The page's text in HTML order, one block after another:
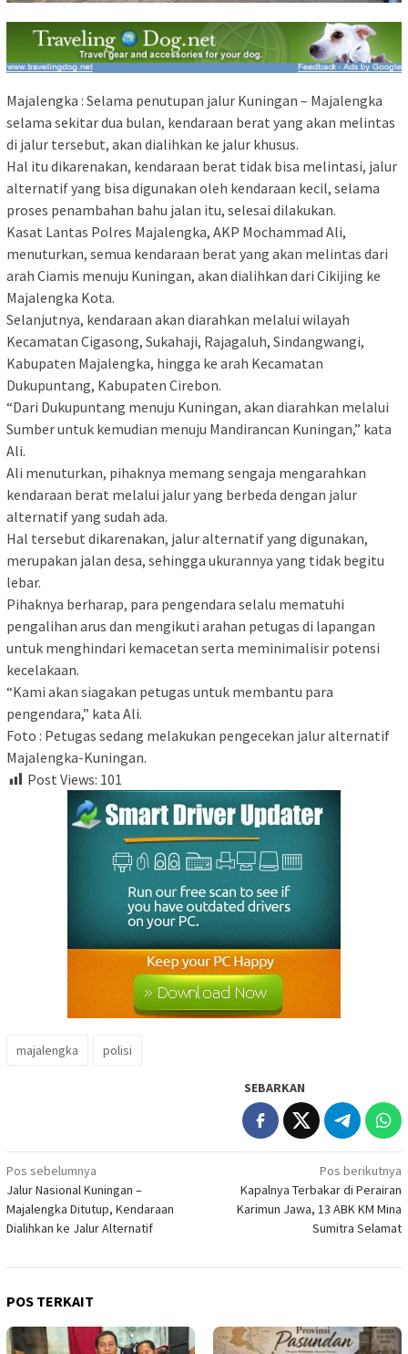
Majalengka : Selama penutupan jalur Kuningan – Majalengka
selama sekitar dua bulan, kendaraan berat yang akan melintas
di jalur tersebut, akan dialihkan ke jalur khusus.
Hal itu dikarenakan, kendaraan berat tidak bisa melintasi, jalur
alternatif yang bisa digunakan oleh kendaraan kecil, selama
proses penambahan bahu jalan itu, selesai dilakukan.
Kasat Lantas Polres Majalengka, AKP Mochammad Ali,
menuturkan, semua kendaraan berat yang akan melintas dari
arah Ciamis menuju Kuningan, akan dialihkan dari Cikijing ke
Majalengka Kota.
Selanjutnya, kendaraan akan diarahkan melalui wilayah
Kecamatan Cigasong, Sukahaji, Rajagaluh, Sindangwangi,
Kabupaten Majalengka, hingga ke arah Kecamatan
Dukupuntang, Kabupaten Cirebon.
“Dari Dukupuntang menuju Kuningan, akan diarahkan melalui
Sumber untuk kemudian menuju Mandirancan Kuningan,” kata
Ali.
Ali menuturkan, pihaknya memang sengaja mengarahkan
kendaraan berat melalui jalur yang berbeda dengan jalur
alternatif yang sudah ada.
Hal tersebut dikarenakan, jalur alternatif yang digunakan,
merupakan jalan desa, sehingga ukurannya yang tidak begitu
lebar.
Pihaknya berharap, para pengendara selalu mematuhi
pengalihan arus dan mengikuti arahan petugas di lapangan
untuk menghindari kemacetan serta meminimalisir potensi
kecelakaan.
“Kami akan siagakan petugas untuk membantu para
pengendara,” kata Ali.
Foto : Petugas sedang melakukan pengecekan jalur alternatif
Majalengka-Kuningan.
Post Views: 101
majalengka polisi
SEBARKAN
Navigasi
pos
Pos sebelumnya
Jalur Nasional Kuningan –
Majalengka Ditutup, Kendaraan
Dialihkan ke Jalur Alternatif
Pos berikutnya
Kapalnya Terbakar di Perairan
Karimun Jawa, 13 ABK KM Mina
Sumitra Selamat
POS TERKAIT